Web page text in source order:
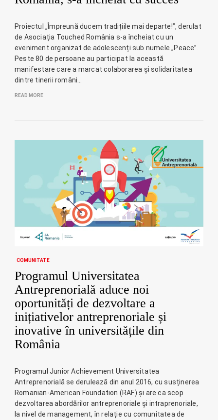
Proiectul „Împreună ducem tradițiile mai departe!”, derulat
de Asociația Touched România s-a încheiat cu un
eveniment organizat de adolescenți sub numele „Peace”.
Peste 80 de persoane au participat la această
manifestare care a marcat colaborarea și solidaritatea
dintre tinerii români…
READ MORE
COMUNITATE
Programul Universitatea
Antreprenorială aduce noi
oportunități de dezvoltare a
inițiativelor antreprenoriale și
inovative în universitățile din
România
Programul Junior Achievement Universitatea
Antreprenorială se derulează din anul 2016, cu susținerea
Romanian-American Foundation (RAF) și are ca scop
dezvoltarea abordărilor antreprenoriale și intraprenoriale,
la nivel de management, în relație cu comunitatea de